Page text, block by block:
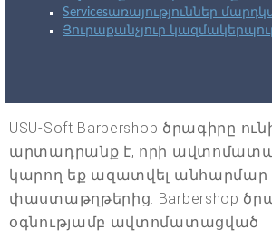
Servicesառայություններ
Յուրաքանչյուր
USU-Soft Barbershop ծրագիրը
արտադրանք է, որի
կարող եք ազատվել անհարմար
փաստաթղթերից: Barbershop
օգնությամբ ավտոմատացված